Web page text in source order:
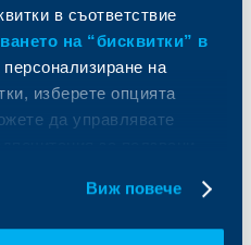
в съответствие
на “бисквитки” в
персонализиране на
изберете опцията
да управлявате
Виж повече
Групата на KBC
ДЗИ
ОББ Пенсионно осигуряване
ОББ Застрахователен брокер